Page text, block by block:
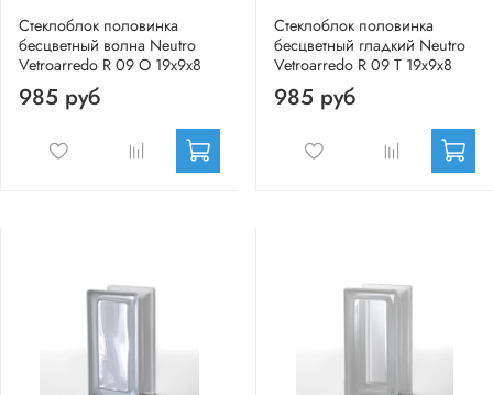
Стеклоблок половинка
бесцветный волна Neutro
Vetroarredo R 09 O 19x9x8
985 руб
Стеклоблок половинка
бесцветный гладкий Neutro
Vetroarredo R 09 T 19x9x8
985 руб